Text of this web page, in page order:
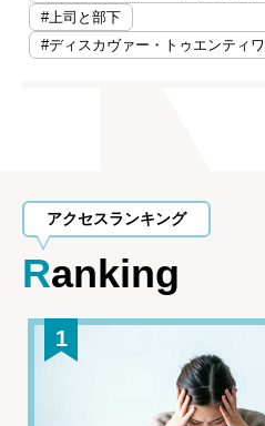
#上司と部下
#ディスカヴァー・トゥエンティ
アクセスランキング
Ranking
1